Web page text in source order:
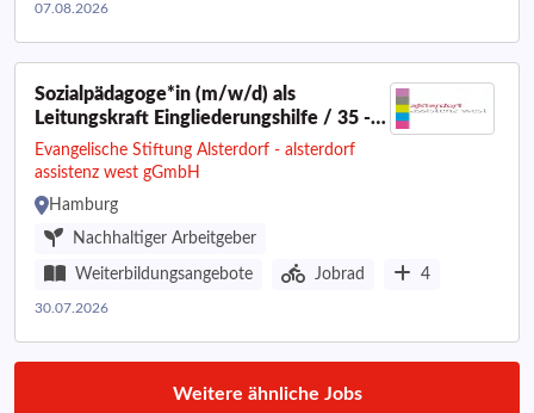
07.08.2026
Sozialpädagoge*in (m/w/d) als
Leitungskraft Eingliederungshilfe / 35 -
39 Std.
Evangelische Stiftung Alsterdorf - alsterdorf
assistenz west gGmbH
Hamburg
Nachhaltiger Arbeitgeber
Weiterbildungsangebote Jobrad 4
30.07.2026
Weitere ähnliche Jobs